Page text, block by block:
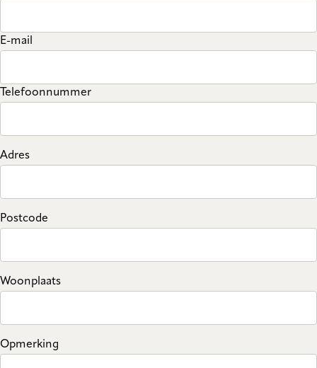
E-mail
Telefoonnummer
Adres
Postcode
Woonplaats
Opmerking